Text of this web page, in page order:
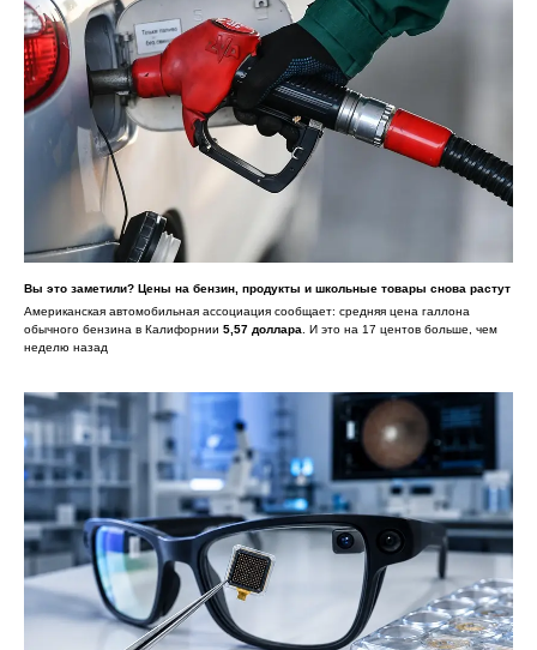
Вы это заметили? Цены на бензин, продукты и школьные товары снова растут
Американская автомобильная ассоциация сообщает: средняя цена галлона
обычного бензина в Калифорнии 5,57 доллара . И это на 17 центов больше, чем
неделю назад